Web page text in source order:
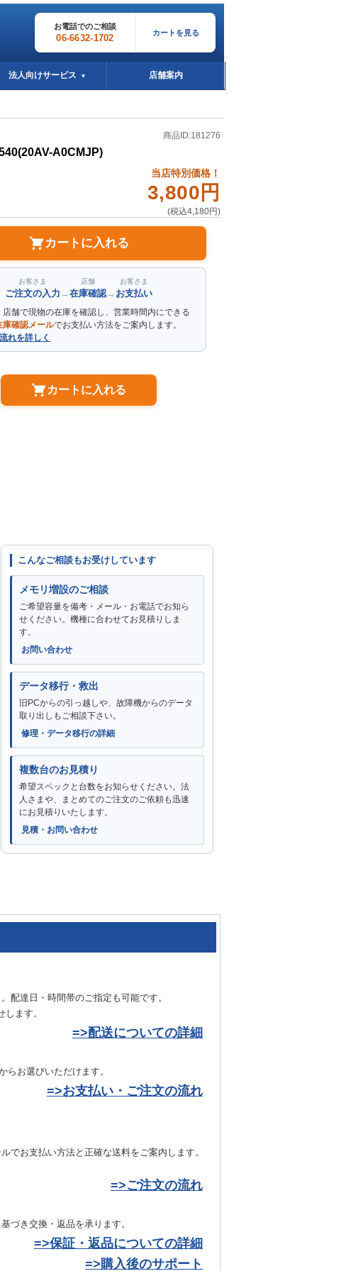
お電話でのご相談
06-6632-1702 カートを見る
法人向けサービス ▼ 店舗案内
商品ID:181276
A0CMJP)
当店特別価格！
3,800円
(税込4,180円)
カートに入れる
お客さま
ご注文の入力 →
店舗
在庫確認→
お客さま
お支払い
店舗で現物の在庫を確認し、営業時間内にできる
庫確認メールでお支払い方法をご案内します。
れを詳しく
カートに入れる
こんなご相談もお受けしています
メモリ増設のご相談
ご希望容量を備考・メール・お電話でお知ら
せください。機種に合わせてお見積りしま
す。
お問い合わせ
データ移行・救出
旧PCからの引っ越しや、故障機からのデータ
取り出しもご相談下さい。
修理・データ移行の詳細
複数台のお見積り
希望スペックと台数をお知らせください。法
人さまや、まとめてのご注文のご依頼も迅速
にお見積りいたします。
見積・お問い合わせ
。配達日・時間帯のご指定も可能です。
ます。
=>配送についての詳細
らお選びいただけます。
=>お支払い・ご注文の流れ
でお支払い方法と正確な送料をご案内します。
=>ご注文の流れ
づき交換・返品を承ります。
=>保証・返品についての詳細
=>購入後のサポート